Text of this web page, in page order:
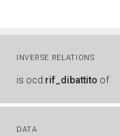
INVERSE RELATIONS
is ocd:rif_dibattito of
DATA